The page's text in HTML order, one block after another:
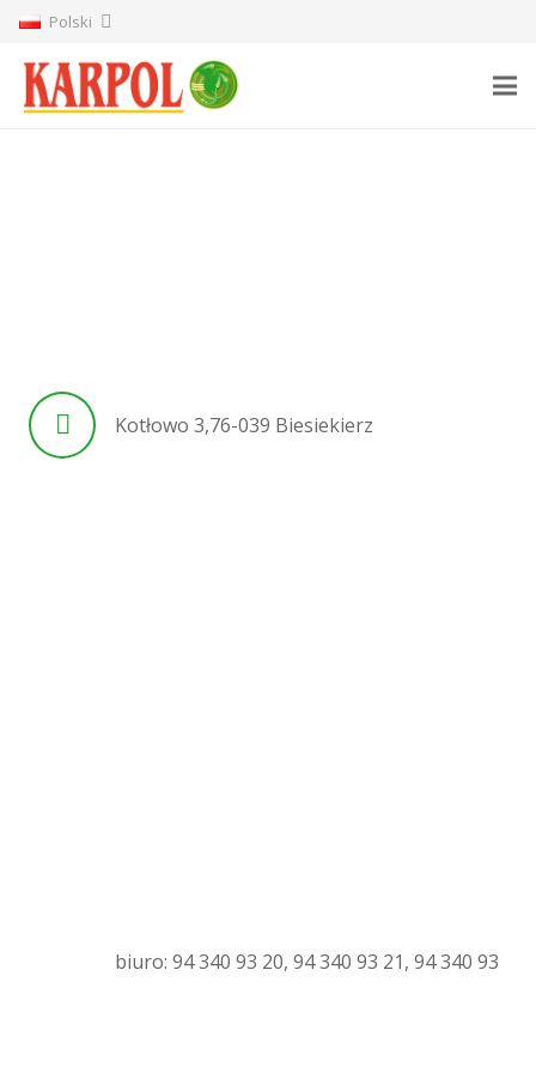
Polski
Kotłowo 3,76-039 Biesiekierz
biuro: 94 340 93 20, 94 340 93 21, 94 340 93